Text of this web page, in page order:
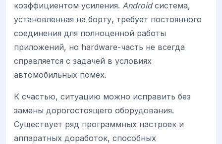
коэффициентом усиления. Androidсистема,
установленная на борту, требует постоянного
соединения для полноценной работы
приложений, но hardware-часть не всегда
справляется с задачей в условиях
автомобильных помех.
К счастью, ситуацию можно исправить без
замены дорогостоящего оборудования.
Существует ряд программных настроек и
аппаратных доработок, способных